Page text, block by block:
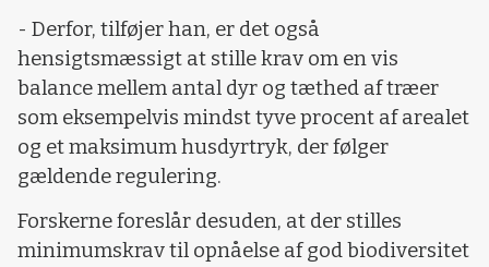
- Derfor, tilføjer han, er det også
hensigtsmæssigt at stille krav om en vis
balance mellem antal dyr og tæthed af træer
som eksempelvis mindst tyve procent af arealet
og et maksimum husdyrtryk, der følger
gældende regulering.
Forskerne foreslår desuden, at der stilles
minimumskrav til opnåelse af god biodiversitet